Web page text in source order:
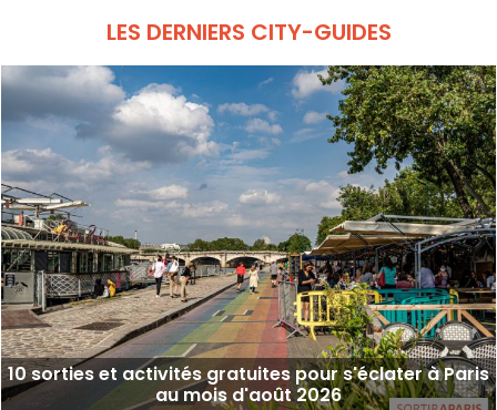
LES DERNIERS CITY-GUIDES
10 sorties et activités gratuites pour s'éclater à Paris
au mois d'août 2026